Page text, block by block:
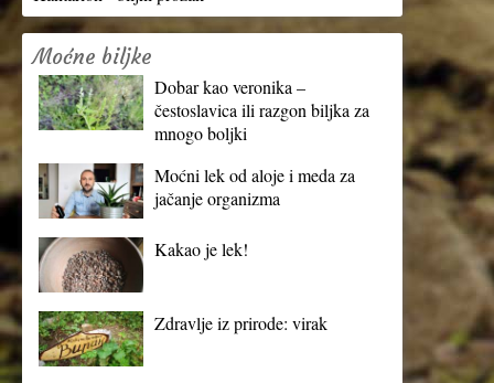
Moćne biljke
Dobar kao veronika –
čestoslavica ili razgon biljka za
mnogo boljki
Moćni lek od aloje i meda za
jačanje organizma
Kakao je lek!
Zdravlje iz prirode: virak